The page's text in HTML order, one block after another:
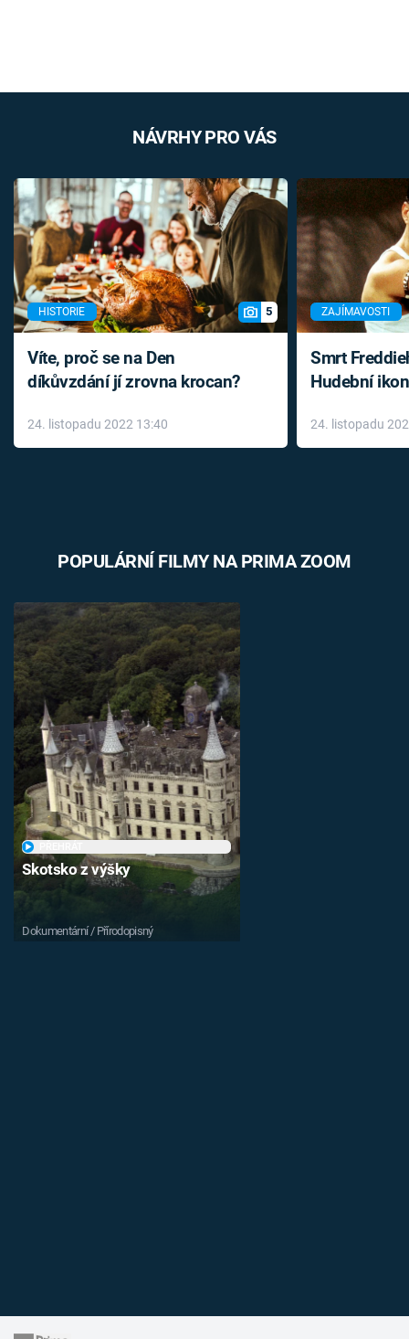
NÁVRHY PRO VÁS
HISTORIE 5
Víte, proč se na Den
díkůvzdání jí zrovna krocan?
24. listopadu 2022 13:40
ZAJÍMAVOSTI
Smrt
Hudební
léky
24. listopadu
POPULÁRNÍ FILMY NA PRIMA ZOOM
Skotsko z výšky
Dokumentární / Přírodopisný